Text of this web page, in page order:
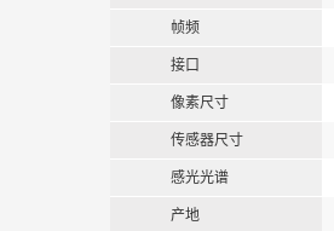
帧频
接口
像素尺寸
传感器尺寸
感光光谱
产地